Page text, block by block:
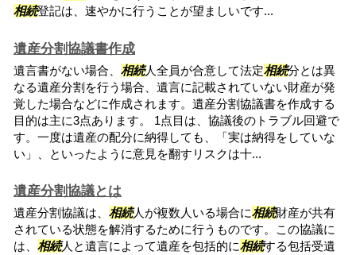
相続登記は、速やかに行うことが望ましいです...
遺産分割協議書作成
遺言書がない場合、 相続人全員が合意して法定相続分とは異
なる遺産分割を行う場合、遺言に記載されていない財産が発
覚した場合などに作成されます。遺産分割協議書を作成する
目的は主に3点あります。 1点目は、協議後のトラブル回避で
す。一度は遺産の配分に納得しても、「実は納得をしていな
い」、といったように意見を翻すリスクは十...
遺産分割協議とは
遺産分割協議は、 相続人が複数人いる場合に相続財産が共有
されている状態を解消するために行うものです。この協議に
は、 相続人と遺言によって遺産を包括的に相続する包括受遺